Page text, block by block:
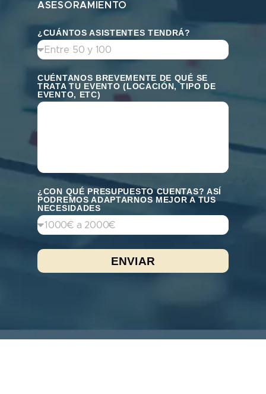
ASESORAMIENTO
¿CUÁNTOS ASISTENTES TENDRÁ?
CUÉNTANOS BREVEMENTE DE QUÉ SE
TRATA TU EVENTO (LOCACIÓN, TIPO DE
EVENTO, ETC)
¿CON QUÉ PRESUPUESTO CUENTAS? ASÍ
PODREMOS ADAPTARNOS MEJOR A TUS
NECESIDADES
ENVIAR